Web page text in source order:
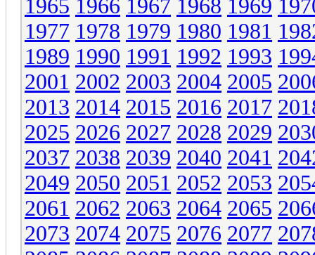
1965 1966 1967 1968 1969
1977 1978 1979 1980 1981
1989 1990 1991 1992 1993
2001 2002 2003 2004 2005
2013 2014 2015 2016 2017
2025 2026 2027 2028 2029
2037 2038 2039 2040 2041
2049 2050 2051 2052 2053
2061 2062 2063 2064 2065
2073 2074 2075 2076 2077